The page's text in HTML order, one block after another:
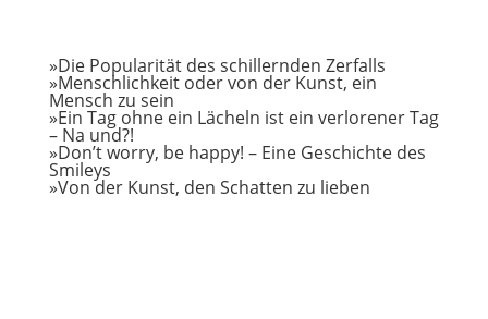
»Die Popularität des schillernden Zerfalls
»Menschlichkeit oder von der Kunst, ein
Mensch zu sein
»Ein Tag ohne ein Lächeln ist ein verlorener Tag
– Na und?!
»Don’t worry, be happy! – Eine Geschichte des
Smileys
»Von der Kunst, den Schatten zu lieben